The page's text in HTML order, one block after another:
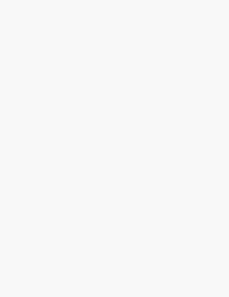
полного цикла
для